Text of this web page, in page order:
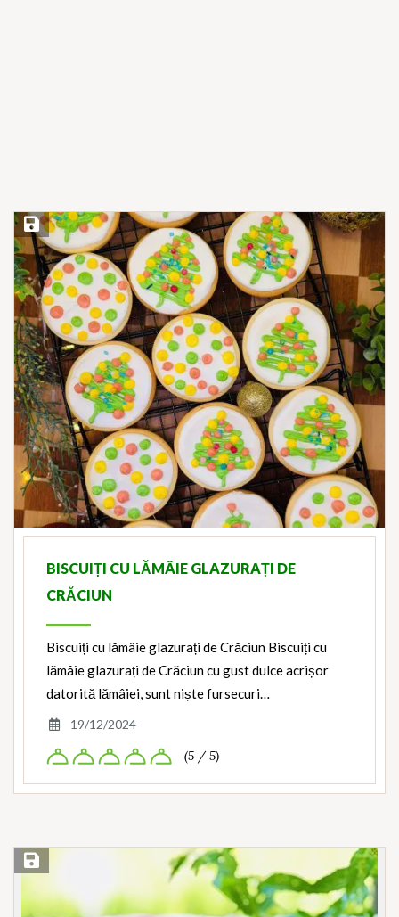
Save Recipe
BISCUIȚI CU LĂMÂIE GLAZURAȚI DE
CRĂCIUN
Biscuiți cu lămâie glazurați de Crăciun Biscuiți cu
lămâie glazurați de Crăciun cu gust dulce acrișor
datorită lămâiei, sunt niște fursecuri…
19/12/2024
(5 / 5)
Save Recipe